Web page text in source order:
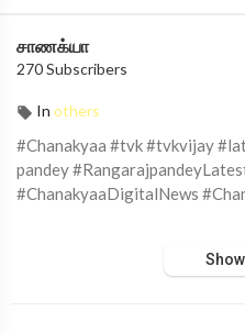
சாணக்யா
270 Subscribers
In others
#Chanakyaa #tvk #tvkvijay
pandey
#ChanakyaaDigitalNews